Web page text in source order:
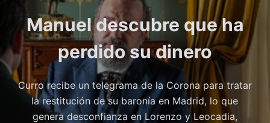
Manuel descubre que ha
perdido su dinero
Curro recibe un telegrama de la Corona para tratar
la restitución de su baronía en Madrid, lo que
genera desconfianza en Lorenzo y Leocadia,